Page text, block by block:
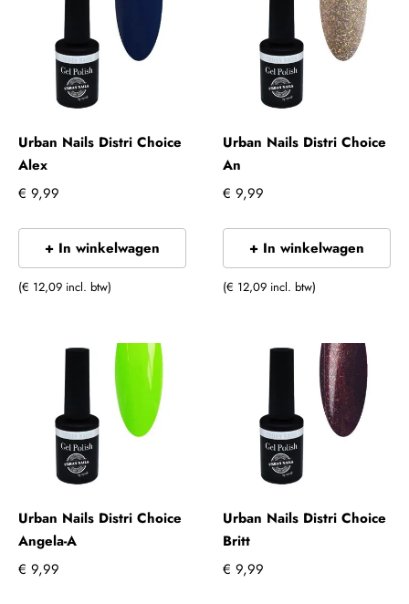
Urban Nails Distri Choice
Alex
€ 9,99
+ In winkelwagen
(€ 12,09 incl. btw)
Urban Nails Distri Choice
An
€ 9,99
+ In winkelwagen
(€ 12,09 incl. btw)
Urban Nails Distri Choice
Angela-A
€ 9,99
Urban Nails Distri Choice
Britt
€ 9,99